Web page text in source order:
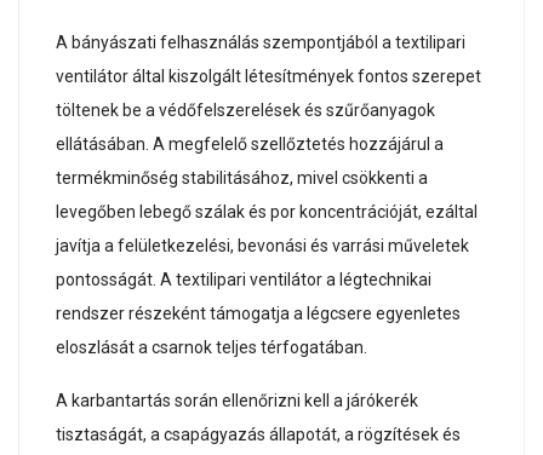
A bányászati felhasználás szempontjából a textilipari
ventilátor által kiszolgált létesítmények fontos szerepet
töltenek be a védőfelszerelések és szűrőanyagok
ellátásában. A megfelelő szellőztetés hozzájárul a
termékminőség stabilitásához, mivel csökkenti a
levegőben lebegő szálak és por koncentrációját, ezáltal
javítja a felületkezelési, bevonási és varrási műveletek
pontosságát. A textilipari ventilátor a légtechnikai
rendszer részeként támogatja a légcsere egyenletes
eloszlását a csarnok teljes térfogatában.
A karbantartás során ellenőrizni kell a járókerék
tisztaságát, a csapágyazás állapotát, a rögzítések és